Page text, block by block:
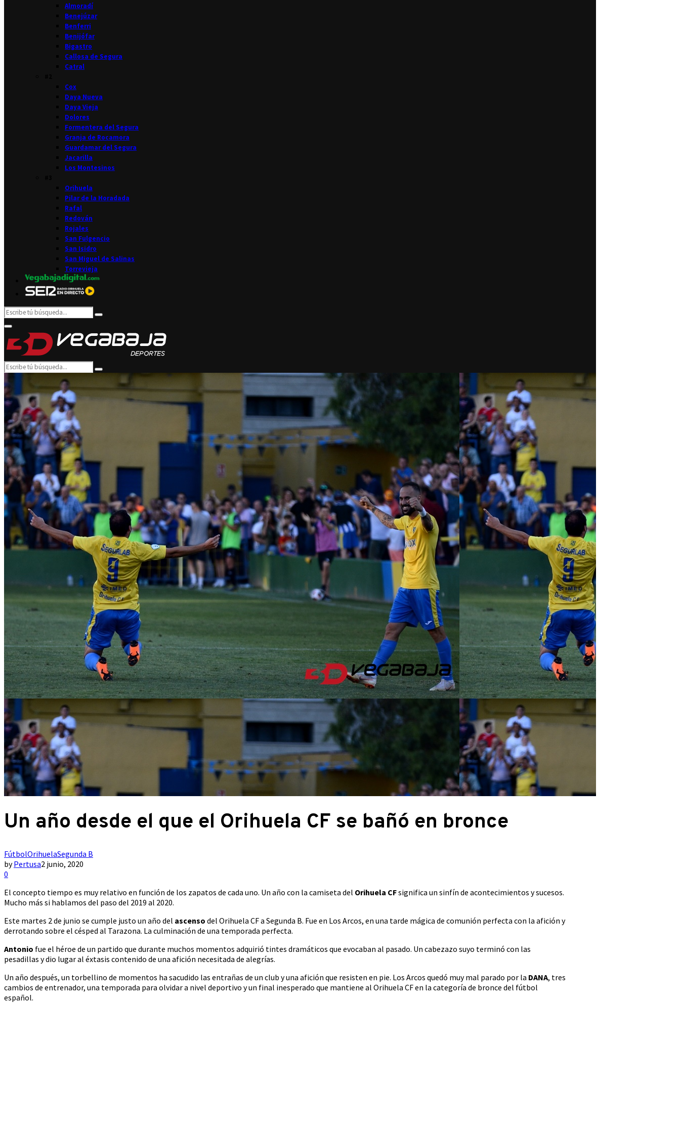
Almoradí
Benejúzar
Benferri
Benijófar
Bigastro
Callosa de Segura
Catral
Cox
Daya Nueva
Daya Vieja
Dolores
Formentera del Segura
Granja de Rocamora
Guardamar del Segura
Jacarilla
Los Montesinos
Orihuela
Pilar de la Horadada
Rafal
Redován
Rojales
San Fulgencio
San Isidro
San Miguel de Salinas
Torrevieja
Search
for:
Search
Primary
Menu
Search
for:
Search
Un año desde el que el Orihuela CF se bañó en bronce
FútbolOrihuelaSegunda B
byPertusa2 junio, 2020
0
El concepto tiempo es muy relativo en función de los zapatos de cada uno. Un año con la camiseta del Orihuela CFsignifica un sinfín de acontecimientos y sucesos.
Mucho más si hablamos del paso del 2019 al 2020.
Este martes 2 de junio se cumple justo un año del ascenso del Orihuela CF a Segunda B. Fue en Los Arcos, en una tarde mágica de comunión perfecta con la afición y
derrotando sobre el césped al Tarazona. La culminación de una temporada perfecta.
Antonio fue el héroe de un partido que durante muchos momentos adquirió tintes dramáticos que evocaban al pasado. Un cabezazo suyo terminó con las
pesadillas y dio lugar al éxtasis contenido de una afición necesitada de alegrías.
Un año después, un torbellino de momentos ha sacudido las entrañas de un club y una afición que resisten en pie. Los Arcos quedó muy mal parado por la DANA, tres
cambios de entrenador, una temporada para olvidar a nivel deportivo y un final inesperado que mantiene al Orihuela CF en la categoría de bronce del fútbol
español.